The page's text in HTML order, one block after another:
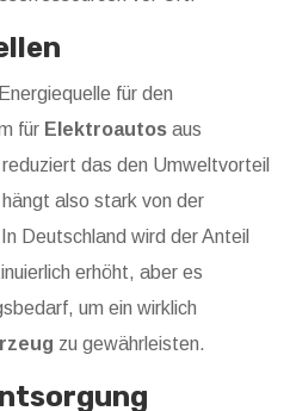
für den
für Elektroautos aus
das den Umweltvorteil
also stark von der
Deutschland wird der Anteil
erhöht, aber es
um ein wirklich
zu gewährleisten.